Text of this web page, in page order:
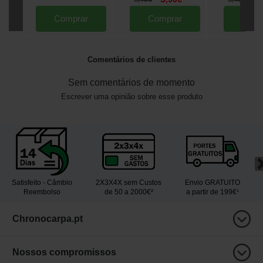
Comprar Comprar
Comentários de clientes
Sem comentários de momento
Escrever uma opinião sobre esse produto
Satisfeito - Câmbio
Reembolso
2X3X4X sem Custos
de 50 a 2000€²
Envio GRATUITO
a partir de 199€¹
Chronocarpa.pt
Nossos compromissos